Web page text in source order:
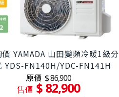
YAMADA 山田變頻冷暖1級分
YDS-FN140H/YDC-FN141H
原價 $ 86,900
售價 $ 82,900